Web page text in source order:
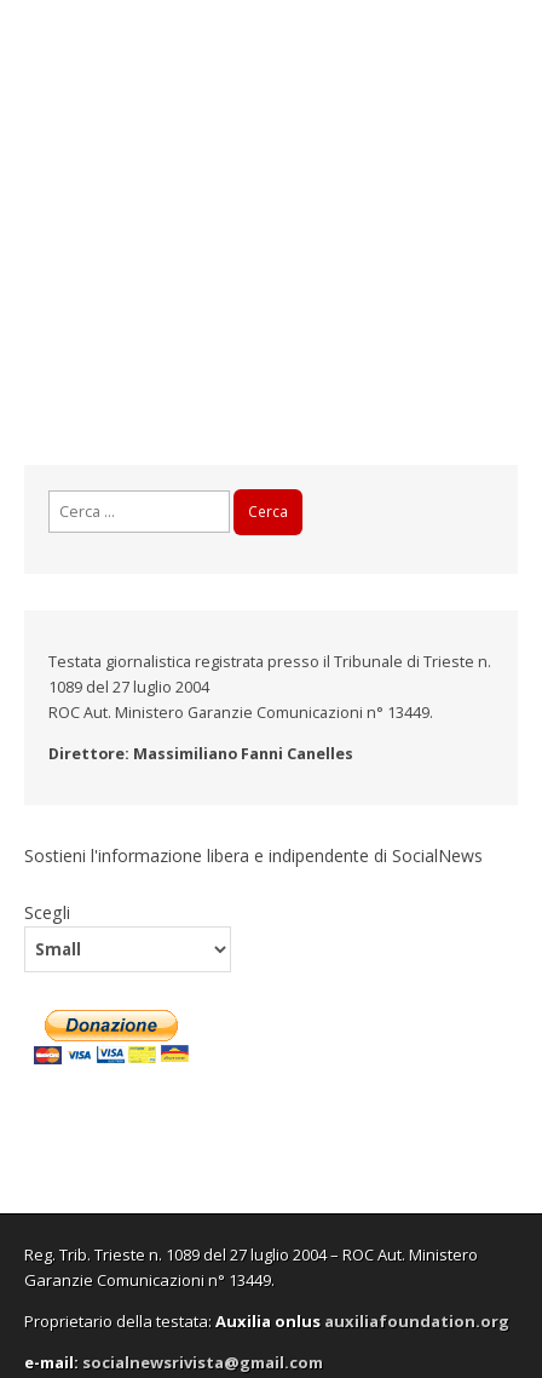
Testata giornalistica registrata presso il Tribunale di Trieste n.
1089 del 27 luglio 2004
ROC Aut. Ministero Garanzie Comunicazioni n° 13449.
Direttore: Massimiliano Fanni Canelles
Sostieni l'informazione libera e indipendente di SocialNews
Scegli
Reg. Trib. Trieste n. 1089 del 27 luglio 2004 – ROC Aut. Ministero
Garanzie Comunicazioni n° 13449.
Proprietario della testata:Auxilia onlus auxiliafoundation.org
e-mail: socialnewsrivista@gmail.com